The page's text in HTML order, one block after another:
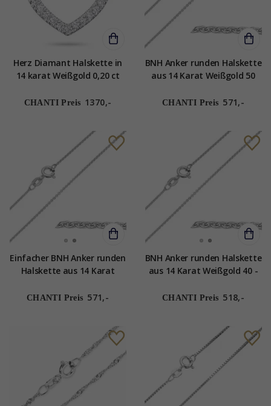
Herz Diamant Halskette in
14 karat Weißgold 0,20 ct
CHANTI Preis 1370,-
BNH Anker runden Halskette
aus 14 Karat Weißgold 50
CHANTI Preis 571,-
Einfacher BNH Anker runden
Halskette aus 14 Karat
mm
CHANTI Preis 571,-
BNH Anker runden Halskette
aus 14 Karat Weißgold 40 -
CHANTI Preis 518,-